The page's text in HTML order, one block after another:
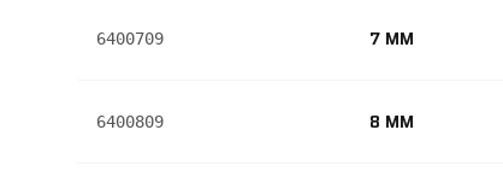
6400709 7 MM
6400809 8 MM